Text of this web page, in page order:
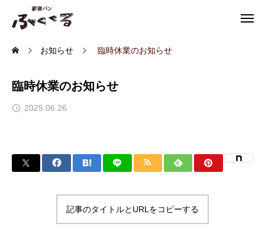
お知らせ 臨時休業のお知らせ
臨時休業のお知らせ
2025.06.26
記事のタイトルとURLをコピーする